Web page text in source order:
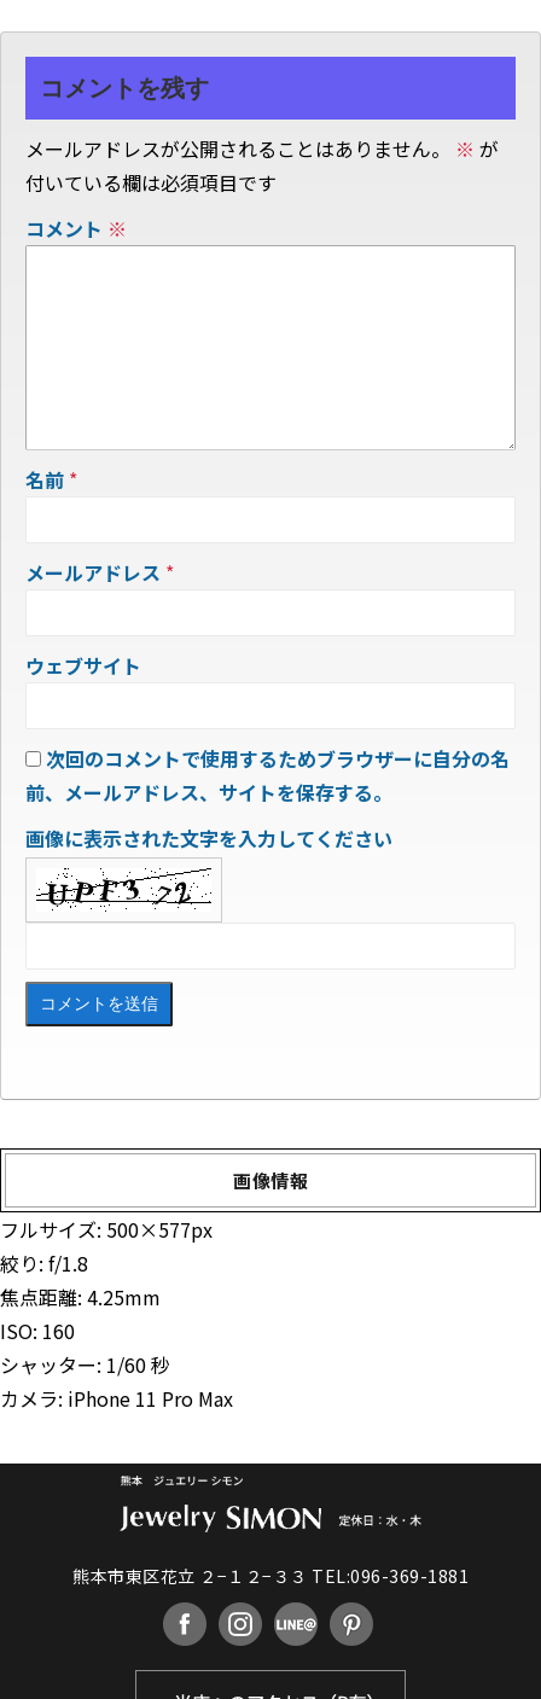
コメントを残す
メールアドレスが公開されることはありません。 ※ が
付いている欄は必須項目です
コメント ※
名前 *
メールアドレス *
ウェブサイト
次回のコメントで使用するためブラウザーに自分の名
前、メールアドレス、サイトを保存する。
画像に表示された文字を入力してください
画像情報
フルサイズ: 500×577px
絞り: f/1.8
焦点距離: 4.25mm
ISO: 160
シャッター: 1/60 秒
カメラ: iPhone 11 Pro Max
熊本市東区花立 ２−１２−３３ TEL:096-369-1881